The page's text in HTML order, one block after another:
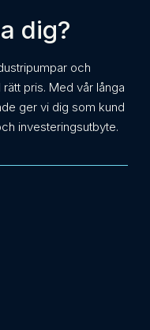
dig?
och
pris. Med vår långa
ger vi dig som kund
investeringsutbyte.